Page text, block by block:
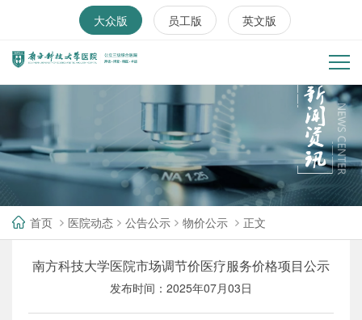
大众版 员工版 英文版
首页 医院动态 公告公示 物价公示 正文
南方科技大学医院市场调节价医疗服务价格项目公示
发布时间：2025年07月03日